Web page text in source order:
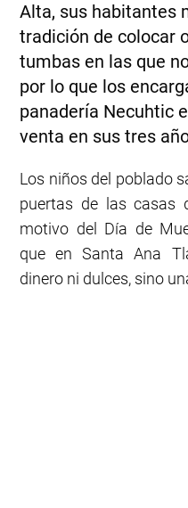
Alta, sus habitantes
tradición de colocar
tumbas en las que
por lo que los
panadería Necuhtic
venta en sus tres
Los niños del poblado
puertas de las casas
motivo del Día de
que en Santa Ana
dinero ni dulces, sino